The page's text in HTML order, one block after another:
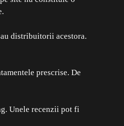
distribuitorii acestora.
prescrise. De
Unele recenzii pot fi